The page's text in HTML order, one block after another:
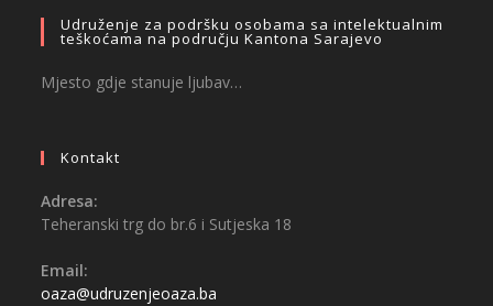
Udruženje za podršku osobama sa intelektualnim
teškoćama na području Kantona Sarajevo
Mjesto gdje stanuje ljubav…
Kontakt
Adresa:
Teheranski trg do br.6 i Sutjeska 18
Email:
oaza@udruzenjeoaza.ba